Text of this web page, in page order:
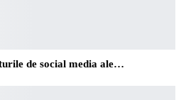
de social media ale…